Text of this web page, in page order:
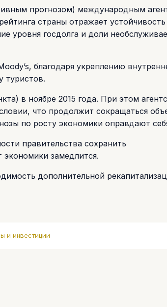
прогнозом) международным
страны отражает устойчивость
уровня госдолга и доли
благодаря укреплению
туристов.
в ноябре 2015 года. При этом
что продолжит сокращаться
по росту экономики оправдают
правительства сохранить
замедлится.
дополнительной
и инвестиции